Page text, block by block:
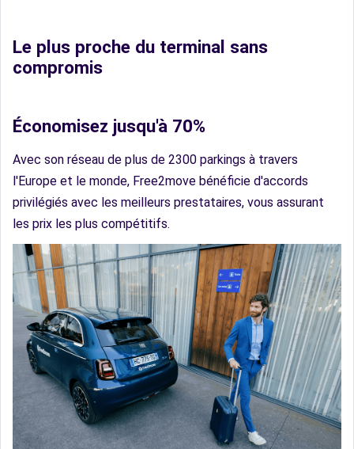
Le plus proche du terminal sans
compromis
Économisez jusqu'à 70%
Avec son réseau de plus de 2300 parkings à travers
l'Europe et le monde, Free2move bénéficie d'accords
privilégiés avec les meilleurs prestataires, vous assurant
les prix les plus compétitifs.